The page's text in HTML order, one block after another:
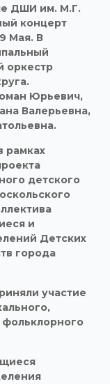
ДШИ им. М.Г.
концерт
Мая. В
оркестр
Юрьевич,
Валерьевна,
рамках
детского
и
Детских
города
участие
фольклорного